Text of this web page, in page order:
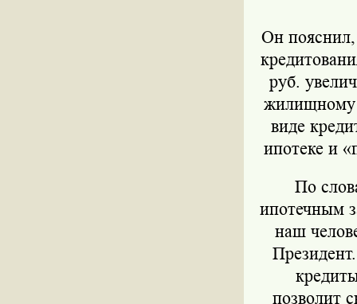
Он пояснил,
руб.
жилищному
виде
ипотеке и
По
ипотечным
наш
позволит